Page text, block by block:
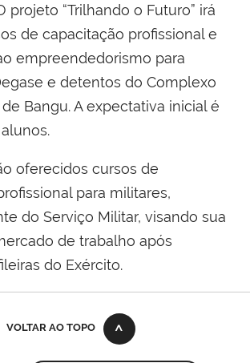
projeto “Trilhando o Futuro” irá
de capacitação profissional e
empreendedorismo para
e detentos do Complexo
Bangu. A expectativa inicial é
oferecidos cursos de
para militares,
do Serviço Militar, visando sua
de trabalho após
do Exército.
VOLTAR AO TOPO